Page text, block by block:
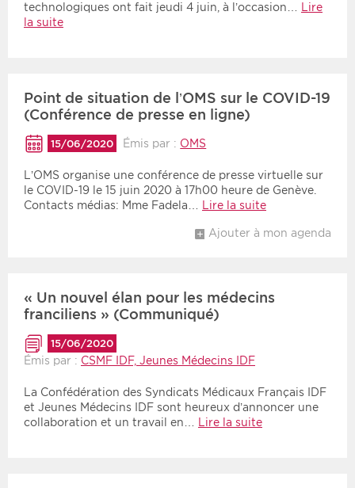
technologiques ont fait jeudi 4 juin, à l’occasion…
Lire
la suite
Point de situation de l’OMS sur le COVID-19
(Conférence de presse en ligne)
15/06/2020 Émis par : OMS
L’OMS organise une conférence de presse virtuelle sur
le COVID-19 le 15 juin 2020 à 17h00 heure de Genève.
Contacts médias: Mme Fadela… Lire la suite
Ajouter à mon agenda
« Un nouvel élan pour les médecins
franciliens » (Communiqué)
15/06/2020
Émis par : CSMF IDF, Jeunes Médecins IDF
La Confédération des Syndicats Médicaux Français IDF
et Jeunes Médecins IDF sont heureux d’annoncer une
collaboration et un travail en…
Lire la suite